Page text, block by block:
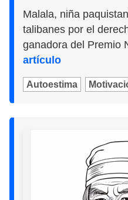
Malala, niña
talibanes por el
ganadora del Premio
artículo
Autoestima